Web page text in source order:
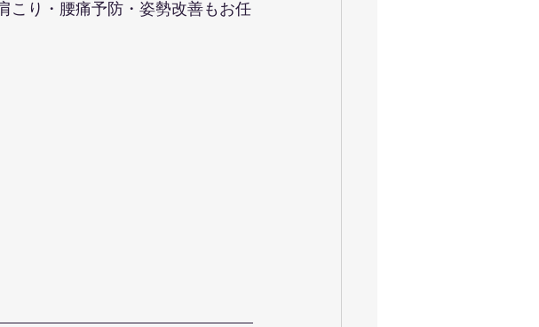
こり・腰痛予防・姿勢改善もお任